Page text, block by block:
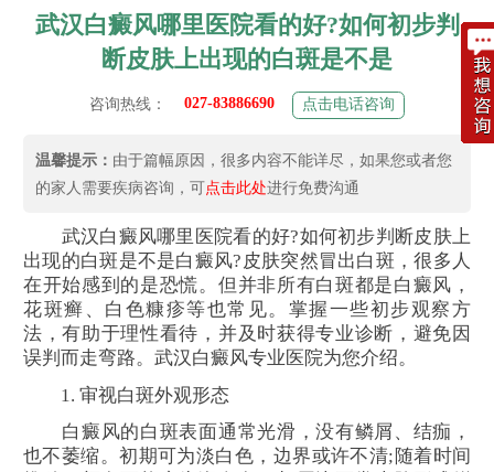
武汉白癜风哪里医院看的好?如何初步判
断皮肤上出现的白斑是不是
咨询热线： 027-83886690 点击电话咨询
温馨提示： 由于篇幅原因，很多内容不能详尽，如果您或者您
的家人需要疾病咨询，可点击此处进行免费沟通
武汉白癜风哪里医院看的好?如何初步判断皮肤上
出现的白斑是不是白癜风?皮肤突然冒出白斑，很多人
在开始感到的是恐慌。但并非所有白斑都是白癜风，
花斑癣、白色糠疹等也常见。掌握一些初步观察方
法，有助于理性看待，并及时获得专业诊断，避免因
误判而走弯路。武汉白癜风专业医院为您介绍。
1. 审视白斑外观形态
白癜风的白斑表面通常光滑，没有鳞屑、结痂，
也不萎缩。初期可为淡白色，边界或许不清;随着时间